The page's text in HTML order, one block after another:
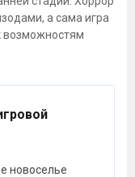
а сама игра
возможностям
новоселье